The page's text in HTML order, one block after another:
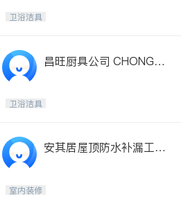
卫浴洁具
昌旺厨具公司 CHONG W
卫浴洁具
安其居屋顶防水补漏工程
室内装修